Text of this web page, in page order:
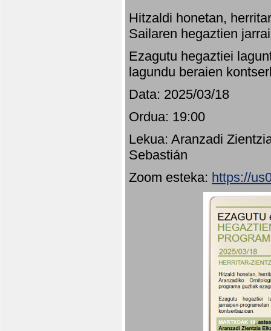
Hitzaldi honetan,
Sailaren hegaztien
Ezagutu hegaztiei
lagundu beraien
Data: 2025/03/18
Ordua: 19:00
Lekua: Aranzadi
Sebastián
Zoom esteka: https://